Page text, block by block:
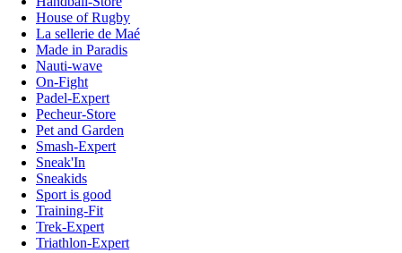
House of Rugby
La sellerie de Maé
Made in Paradis
Nauti-wave
On-Fight
Padel-Expert
Pecheur-Store
Pet and Garden
Smash-Expert
Sneak'In
Sneakids
Sport is good
Training-Fit
Trek-Expert
Triathlon-Expert